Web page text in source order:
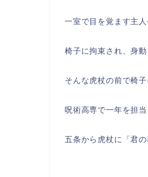
一室で目を覚ます主
椅子に拘束され、身動
そんな虎杖の前で椅
呪術高専で一年を担
五条から虎杖に「君